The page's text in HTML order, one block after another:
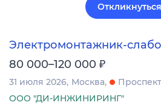
Откликнуться
Электромонтажник-
80 000–120 000 ₽
31 июля 2026 Москва
ООО "ДИ-ИНЖИНИРИНГ"